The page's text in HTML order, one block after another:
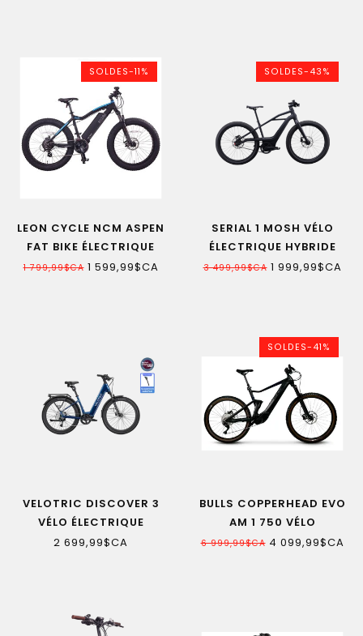
SOLDES-11%
LEON CYCLE NCM ASPEN
FAT BIKE ÉLECTRIQUE
1 799,99$CA1 599,99$CA
SOLDES-43%
SERIAL 1 MOSH VÉLO
ÉLECTRIQUE HYBRIDE
3 499,99$CA1 999,99$CA
VELOTRIC DISCOVER 3
VÉLO ÉLECTRIQUE
2 699,99$CA
SOLDES-41%
BULLS COPPERHEAD EVO
AM 1 750 VÉLO
ÉLECTRIQUE
6 999,99$CA4 099,99$CA